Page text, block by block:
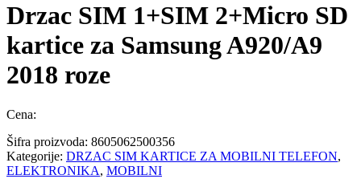
Drzac SIM 1+SIM 2+Micro SD
kartice za Samsung A920/A9
2018 roze
Cena:
Šifra proizvoda: 8605062500356
Kategorije: DRZAC SIM KARTICE ZA MOBILNI TELEFON,
ELEKTRONIKA, MOBILNI